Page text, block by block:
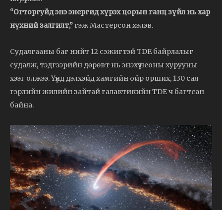
“Огторгуйд энэ энергид хүрэх цорын ганц зүйл нь хар
нүхний залгилт,” гэж Мастерсон хэлэв.
Судалгааны баг нийт 12 сэжигтэй TDE байрлалыг
судалж, тэдгээрийн дөрөвт нь энэхүү неоны хурууны
хээг олжээ. Үүнд дэлхэйд хамгийн ойр орших, 130 сая
гэрлийн жилийн зайтай галактикийн TDE ч багтсан
байна.